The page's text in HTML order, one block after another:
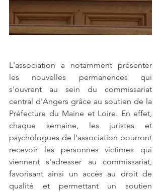
L'association a notamment présenter
les nouvelles permanences qui
s'ouvrent au sein du commissariat
central d'Angers grâce au soutien de la
Préfecture du Maine et Loire. En effet,
chaque semaine, les juristes et
psychologues de l'association pourront
recevoir les personnes victimes qui
viennent s'adresser au commissariat,
favorisant ainsi un accès au droit de
qualité et permettant un soutien